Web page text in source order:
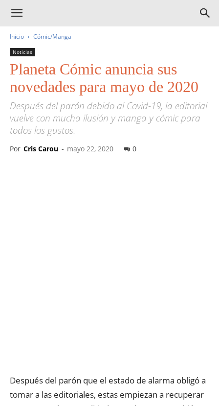
Inicio Cómic/Manga
Noticias
Planeta Cómic anuncia sus
novedades para mayo de 2020
Después del parón debido al Covid-19, la editorial
vuelve con mucha ilusión y manga y cómic para
todos los gustos.
Por Cris Carou - mayo 22, 2020 0
Después del parón que el estado de alarma obligó a
tomar a las editoriales, estas empiezan a recuperar